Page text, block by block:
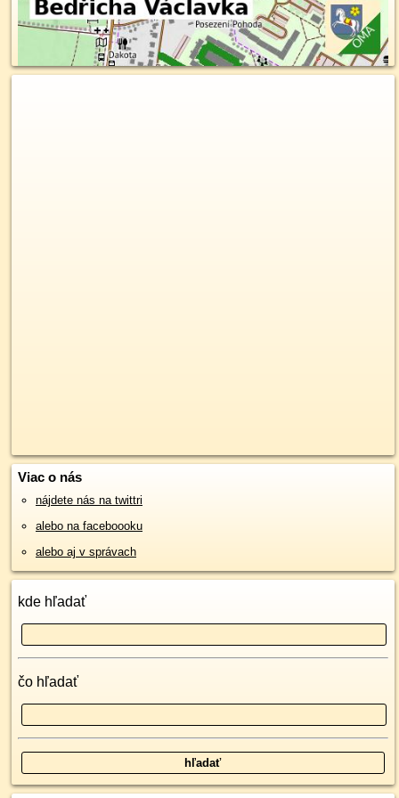
Viac o nás
nájdete nás na twittri
alebo na faceboooku
alebo aj v správach
kde hľadať
čo hľadať